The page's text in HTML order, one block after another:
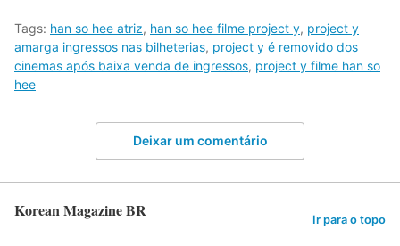
Tags: han so hee atriz, han so hee filme project y, project y
amarga ingressos nas bilheterias, project y é removido dos
cinemas após baixa venda de ingressos, project y filme han so
hee
Deixar um comentário
Korean Magazine BR Ir para o topo